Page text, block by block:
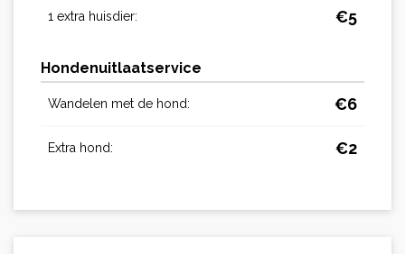
1 extra huisdier: €5
Hondenuitlaatservice
Wandelen met de hond: €6
Extra hond: €2